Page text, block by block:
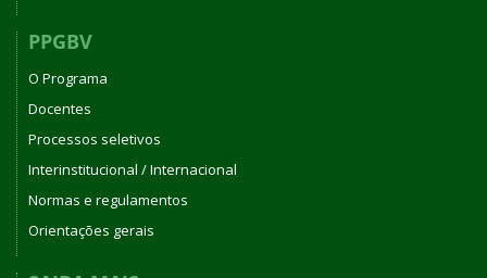
PPGBV
O Programa
Docentes
Processos seletivos
Interinstitucional / Internacional
Normas e regulamentos
Orientações gerais